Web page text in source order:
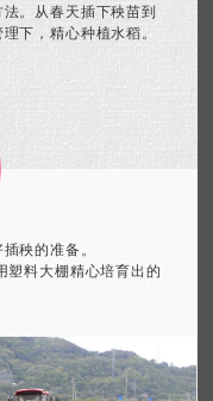
。从春天插下秧苗到
下，精心种植水稻。
秧的准备。
塑料大棚精心培育出的